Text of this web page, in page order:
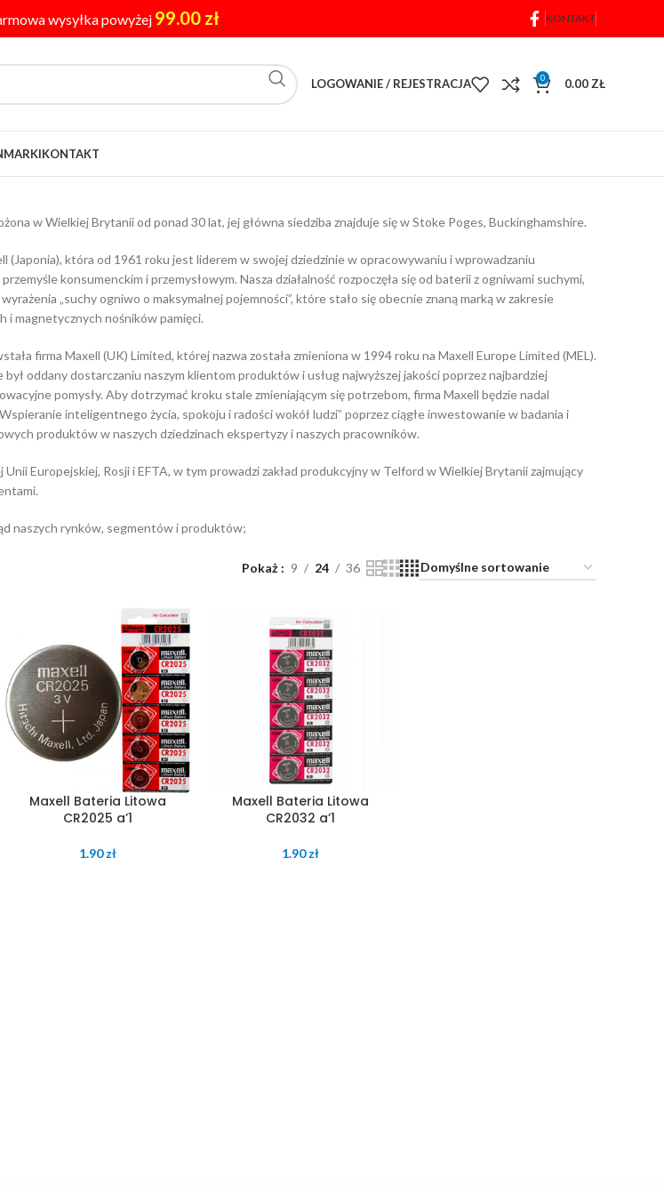
wysyłka powyżej 99.00 zł KONTAKT
LOGOWANIE / REJESTRACJA 0 0.00 ZŁ
MARKIKONTAKT
w Wielkiej Brytanii od ponad 30 lat, jej główna siedziba znajduje się w Stoke Poges, Buckinghamshire.
(Japonia), która od 1961 roku jest liderem w swojej dziedzinie w opracowywaniu i wprowadzaniu
konsumenckim i przemysłowym. Nasza działalność rozpoczęła się od baterii z ogniwami suchymi,
„suchy ogniwo o maksymalnej pojemności”, które stało się obecnie znaną marką w zakresie
i magnetycznych nośników pamięci.
firma Maxell (UK) Limited, której nazwa została zmieniona w 1994 roku na Maxell Europe Limited (MEL).
był oddany dostarczaniu naszym klientom produktów i usług najwyższej jakości poprzez najbardziej
pomysły. Aby dotrzymać kroku stale zmieniającym się potrzebom, firma Maxell będzie nadal
inteligentnego życia, spokoju i radości wokół ludzi” poprzez ciągłe inwestowanie w badania i
produktów w naszych dziedzinach ekspertyzy i naszych pracowników.
Unii Europejskiej, Rosji i EFTA, w tym prowadzi zakład produkcyjny w Telford w Wielkiej Brytanii zajmujący
naszych rynków, segmentów i produktów;
Pokaż 9 24 36
Maxell Bateria Litowa
CR2025 a’1
1.90zł
Maxell Bateria Litowa
CR2032 a’1
1.90zł